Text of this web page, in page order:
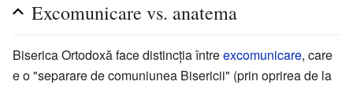
Excomunicare vs. anatema
Biserica Ortodoxă face distincția întreexcomunicare, care
e o "separare de comuniunea Bisericii" (prin oprirea de la